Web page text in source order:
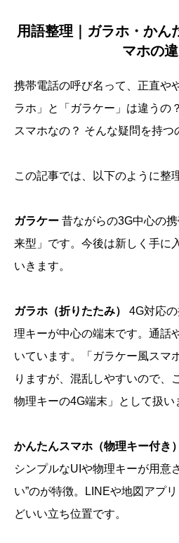
用語整理｜ガラホ・かん
マホの
携帯電話の呼び名って、正直や
ラホ」と「ガラケー」は違うの
スマホなの？ そんな疑問を持つ
この記事では、以下のように整
ガラケー 昔ながらの3G中心の
来型」です。今後は新しく手に
いきます。
ガラホ（折りたたみ）
4G対応
理キーが中心の端末です。通話
いています。「ガラケー風スマ
りますが、混乱しやすいので、
物理キーの4G端末」として扱い
かんたんスマホ（物理キー付き）
シンプルなUIや物理キーが用意
い”のが特徴。LINEや地図アプ
どいい立ち位置です。